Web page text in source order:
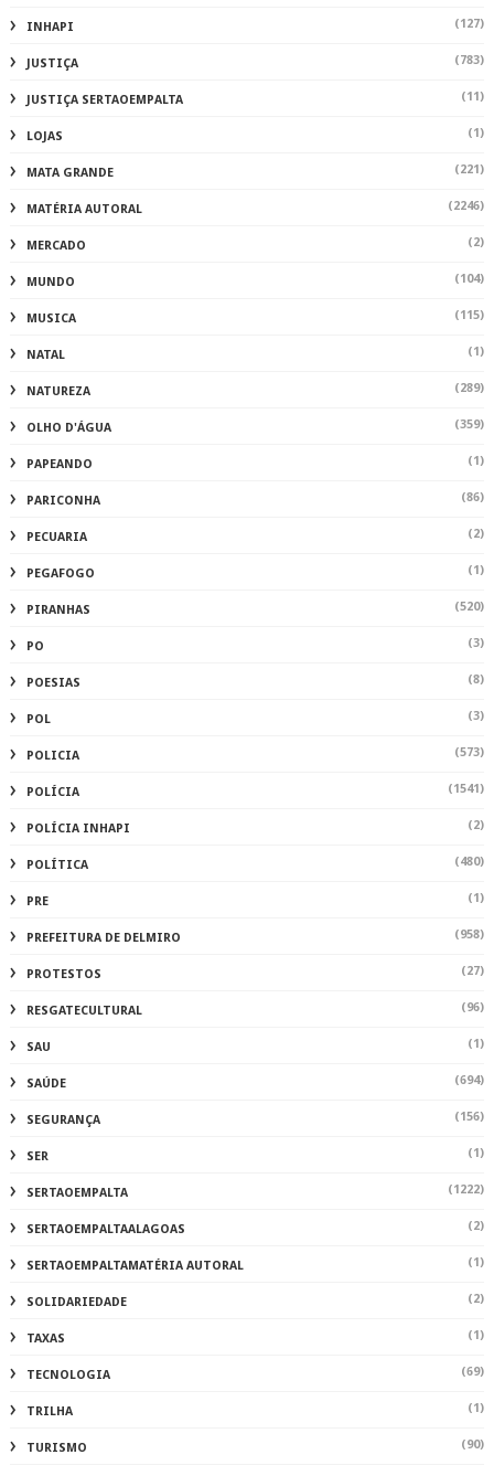
INHAPI (127)
JUSTIÇA (783)
JUSTIÇA SERTAOEMPALTA (11)
LOJAS (1)
MATA GRANDE (221)
MATÉRIA AUTORAL (2246)
MERCADO (2)
MUNDO (104)
MUSICA (115)
NATAL (1)
NATUREZA (289)
OLHO D'ÁGUA (359)
PAPEANDO (1)
PARICONHA (86)
PECUARIA (2)
PEGAFOGO (1)
PIRANHAS (520)
PO (3)
POESIAS (8)
POL (3)
POLICIA (573)
POLÍCIA (1541)
POLÍCIA INHAPI (2)
POLÍTICA (480)
PRE (1)
PREFEITURA DE DELMIRO (958)
PROTESTOS (27)
RESGATECULTURAL (96)
SAU (1)
SAÚDE (694)
SEGURANÇA (156)
SER (1)
SERTAOEMPALTA (1222)
SERTAOEMPALTAALAGOAS (2)
SERTAOEMPALTAMATÉRIA AUTORAL (1)
SOLIDARIEDADE (2)
TAXAS (1)
TECNOLOGIA (69)
TRILHA (1)
TURISMO (90)